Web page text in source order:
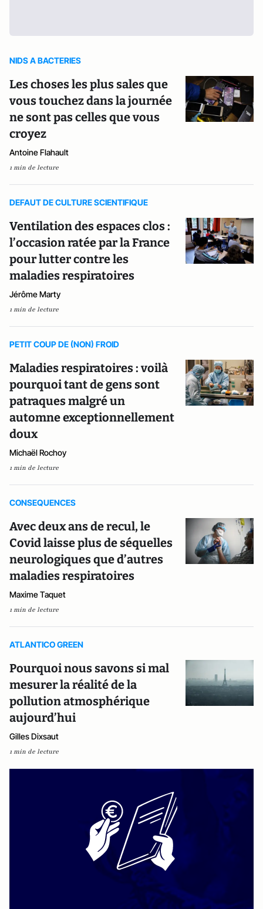
NIDS A BACTERIES
Les choses les plus sales que
vous touchez dans la journée
ne sont pas celles que vous
croyez
Antoine Flahault
1 min de lecture
DEFAUT DE CULTURE SCIENTIFIQUE
Ventilation des espaces clos :
l’occasion ratée par la France
pour lutter contre les
maladies respiratoires
Jérôme Marty
1 min de lecture
PETIT COUP DE (NON) FROID
Maladies respiratoires : voilà
pourquoi tant de gens sont
patraques malgré un
automne exceptionnellement
doux
Michaël Rochoy
1 min de lecture
CONSEQUENCES
Avec deux ans de recul, le
Covid laisse plus de séquelles
neurologiques que d’autres
maladies respiratoires
Maxime Taquet
1 min de lecture
ATLANTICO GREEN
Pourquoi nous savons si mal
mesurer la réalité de la
pollution atmosphérique
aujourd’hui
Gilles Dixsaut
1 min de lecture